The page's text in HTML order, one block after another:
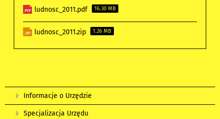
ludnosc_2011.pdf 16.30 MB
ludnosc_2011.zip 1.26 MB
Informacje o Urzędzie
Specjalizacja Urzędu